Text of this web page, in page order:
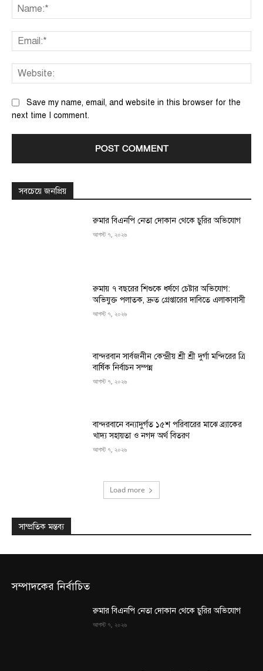
Save my name, email, and website in this browser for the
next time I comment.
সবচেয়ে জনপ্রিয়
রুমার বিএনপি নেতা দোকান থেকে চুরির অভিযোগ
আগস্ট ৭, ২০২৬
রুমায় ৭ বছরের শিশুকে ধর্ষণে চেষ্টার অভিযোগ:
অভিযুক্ত পলাতক, দ্রুত গ্রেপ্তারের দাবিতে এলাকাবাসী
আগস্ট ৭, ২০২৬
বান্দরবান সার্বজনীন কেন্দ্রীয় শ্রী শ্রী দুর্গা মন্দিরের ত্রি
বার্ষিক নির্বাচন সম্পন্ন
আগস্ট ৭, ২০২৬
বান্দরবানে বন্যাদুর্গত ১৫শ পরিবারের মাঝে ব্র্যাকের
খাদ্য সহায়তা ও নগদ অর্থ বিতরণ
আগস্ট ৭, ২০২৬
Load more
সাম্প্রতিক মন্তব্য
সম্পাদকের নির্বাচিত
রুমার বিএনপি নেতা দোকান থেকে চুরির অভিযোগ
আগস্ট ৭, ২০২৬